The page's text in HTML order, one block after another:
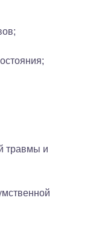
травмы и